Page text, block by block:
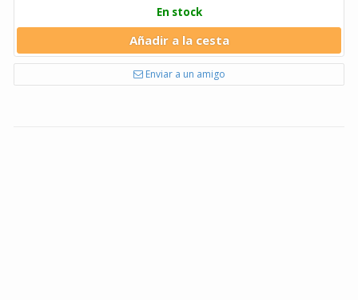
En stock
Añadir a la cesta
Enviar a un amigo